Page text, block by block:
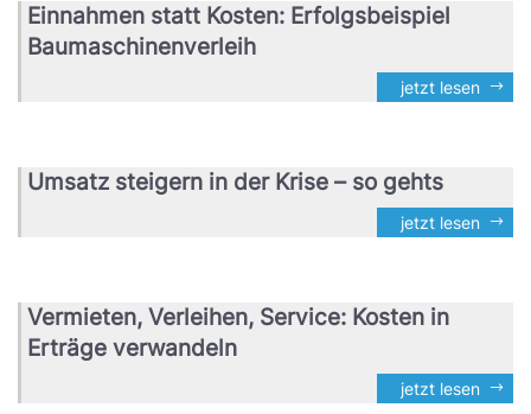
Einnahmen statt Kosten: Erfolgsbeispiel
Baumaschinenverleih
jetzt lesen
Umsatz steigern in der Krise – so gehts
jetzt lesen
Vermieten, Verleihen, Service: Kosten in
Erträge verwandeln
jetzt lesen